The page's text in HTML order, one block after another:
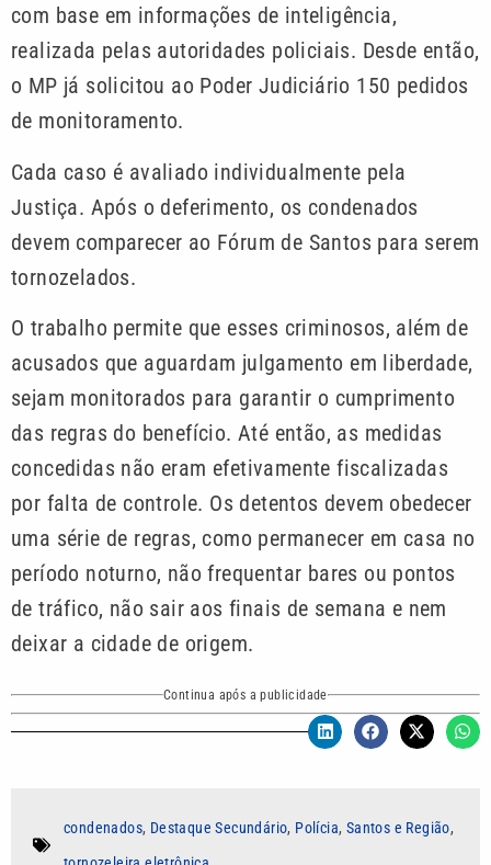
com base em informações de inteligência,
realizada pelas autoridades policiais. Desde então,
o MP já solicitou ao Poder Judiciário 150 pedidos
de monitoramento.
Cada caso é avaliado individualmente pela
Justiça. Após o deferimento, os condenados
devem comparecer ao Fórum de Santos para serem
tornozelados.
O trabalho permite que esses criminosos, além de
acusados que aguardam julgamento em liberdade,
sejam monitorados para garantir o cumprimento
das regras do benefício. Até então, as medidas
concedidas não eram efetivamente fiscalizadas
por falta de controle. Os detentos devem obedecer
uma série de regras, como permanecer em casa no
período noturno, não frequentar bares ou pontos
de tráfico, não sair aos finais de semana e nem
deixar a cidade de origem.
Continua após a publicidade
condenados, Destaque Secundário, Polícia, Santos e Região,